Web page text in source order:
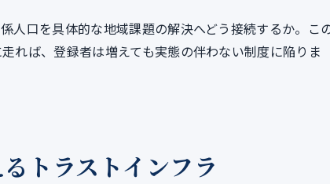
人口を具体的な地域課題の解決へどう接続するか。こ
れば、登録者は増えても実態の伴わない制度に陥りま
トラストインフラ